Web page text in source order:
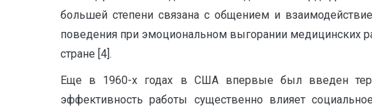
большей степени связана с общением и
поведения при эмоциональном выгорании медицинских
стране [4].
Еще в 1960-х годах в США впервые был введен
эффективность работы существенно влияет